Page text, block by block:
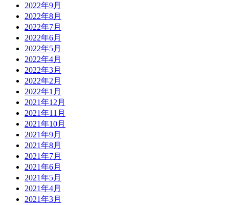
2022年9月
2022年8月
2022年7月
2022年6月
2022年5月
2022年4月
2022年3月
2022年2月
2022年1月
2021年12月
2021年11月
2021年10月
2021年9月
2021年8月
2021年7月
2021年6月
2021年5月
2021年4月
2021年3月